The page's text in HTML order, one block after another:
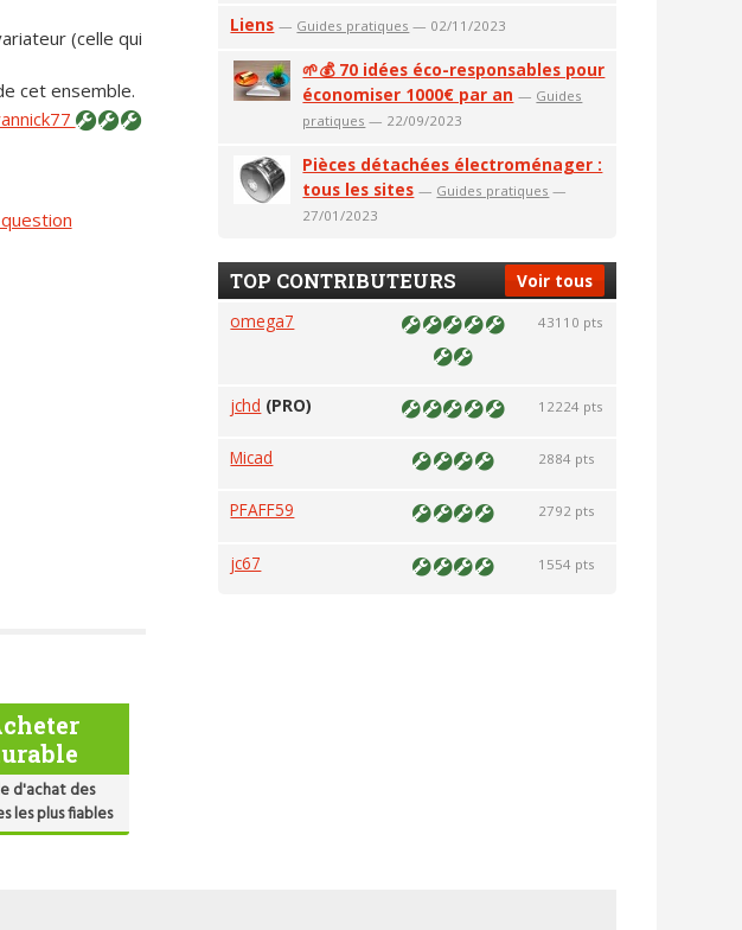
(celle qui
cet ensemble.
d'achat des
les plus fiables
Liens — Guides pratiques — 02/11/2023
🌱💰 70 idées éco-responsables pour
économiser 1000€ par an — Guides
pratiques — 22/09/2023
Pièces détachées électroménager :
tous les sites — Guides pratiques —
27/01/2023
Voir tous
TOP CONTRIBUTEURS
omega7 43110 pts
jchd (PRO) 12224 pts
Micad 2884 pts
PFAFF59 2792 pts
jc67 1554 pts